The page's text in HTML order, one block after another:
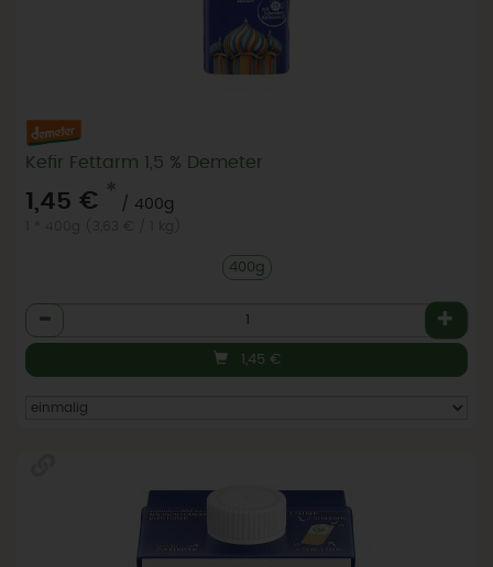
Kefir Fettarm 1,5 % Demeter
1,45 € *
/ 400g
400g
Anzahl
1,45 €